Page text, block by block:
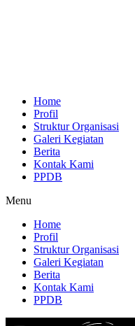
Home
Profil
Struktur Organisasi
Galeri Kegiatan
Berita
Kontak Kami
PPDB
Menu
Home
Profil
Struktur Organisasi
Galeri Kegiatan
Berita
Kontak Kami
PPDB